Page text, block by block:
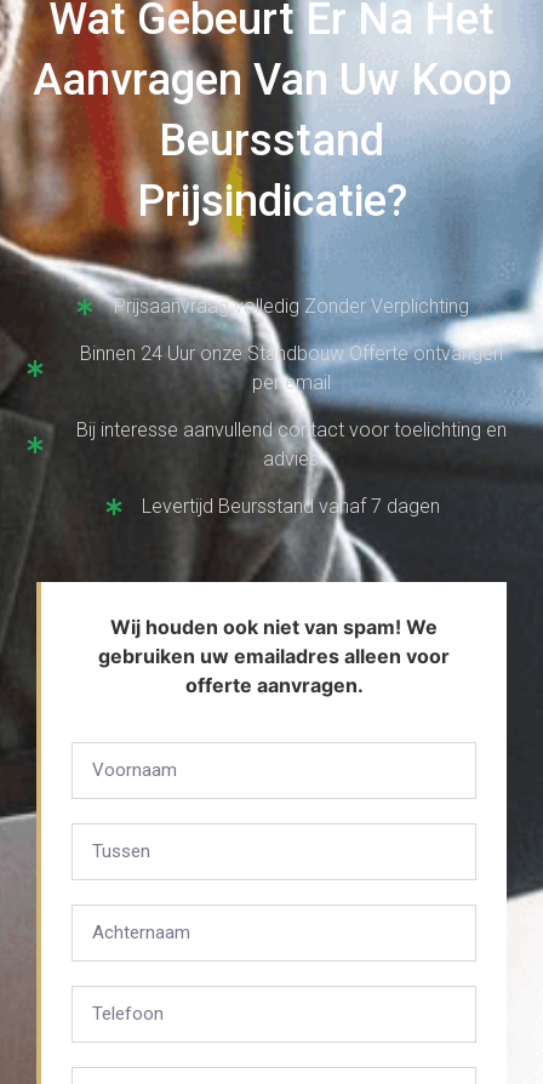
Wat Gebeurt Er Na Het
Aanvragen Van Uw Koop
Beursstand
Prijsindicatie?
Prijsaanvraag volledig Zonder Verplichting
Binnen 24 Uur onze Standbouw Offerte ontvangen
per email
Bij interesse aanvullend contact voor toelichting en
advies
Levertijd Beursstand vanaf 7 dagen
Wij houden ook niet van spam! We
gebruiken uw emailadres alleen voor
offerte aanvragen.